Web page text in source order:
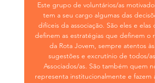
Este grupo de voluntários/as
tem a seu cargo algumas das
difíceis da associação. São eles e elas
definem as estratégias que definem o
da Rota Jovem, sempre atentos às
sugestões e excrutínio de todos/as
Associados/as. São também quem
representa institucionalmente e fazem a